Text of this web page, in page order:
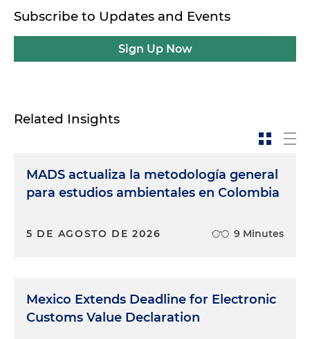
Subscribe to Updates and Events
Sign Up Now
Related Insights
MADS actualiza la metodología general
para estudios ambientales en Colombia
5 DE AGOSTO DE 2026 9 Minutes
Mexico Extends Deadline for Electronic
Customs Value Declaration